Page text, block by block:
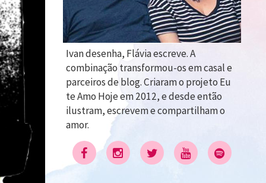
Ivan desenha, Flávia escreve. A
combinação transformou-os em casal e
parceiros de blog. Criaram o projeto Eu
te Amo Hoje em 2012, e desde então
ilustram, escrevem e compartilham o
amor.